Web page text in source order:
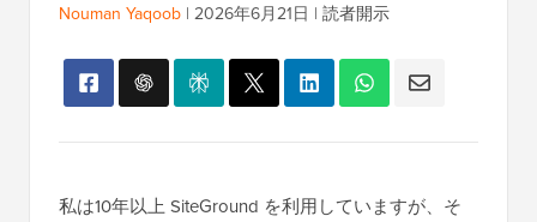
Nouman Yaqoob | 2026年6月21日 | 読者開示
私は10年以上 SiteGround を利用していますが、そ